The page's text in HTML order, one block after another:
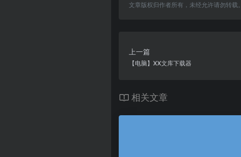
文章版权归作者所有，未经允许请勿转载。
上一篇
【电脑】XX文库下载器
相关文章